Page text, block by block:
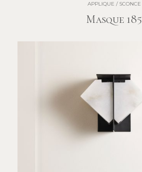
APPLIQUE / SCONCE
Masque 185